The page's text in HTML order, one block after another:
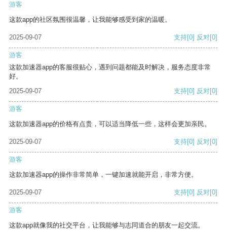
游客
这款app的社区氛围很温馨，让我能够感受到家的温暖。
2025-09-07 支持[0] 反对[0]
游客
这款加速器app的客服很贴心，遇到问题都能及时解决，服务态度非常
好。
2025-09-07
支持[0] 反对[0]
游客
这款加速器app的价格有点贵，可以适当降低一些，这样会更加亲民。
2025-09-07 支持[0] 反对[0]
游客
这款加速器app的操作非常简单，一键加速就能开启，非常方便。
2025-09-07 支持[0] 反对[0]
游客
这款app就像我的社交平台，让我能够与志同道合的朋友一起交流。